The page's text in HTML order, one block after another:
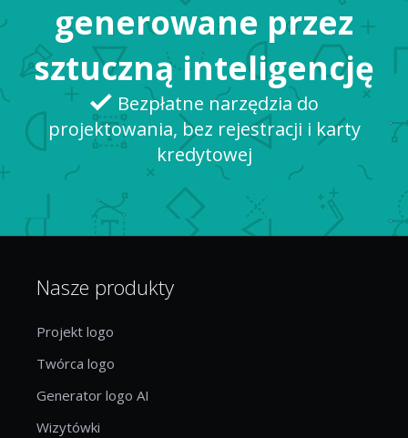
generowane przez
sztuczną inteligencję
Bezpłatne narzędzia do
projektowania, bez rejestracji i karty
kredytowej
Nasze produkty
Projekt logo
Twórca logo
Generator logo AI
Wizytówki